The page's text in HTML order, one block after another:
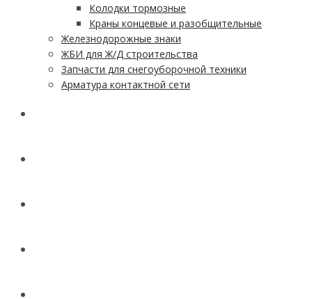
Колодки тормозные
Краны концевые и разобщительные
Железнодорожные знаки
ЖБИ для Ж/Д строительства
Запчасти для снегоуборочной техники
Арматура контактной сети